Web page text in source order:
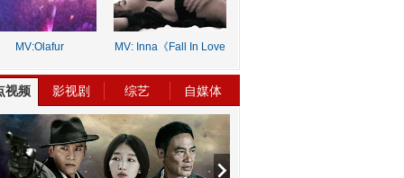
MV:Olafur
MV: Inna《Fall In Love
视频 影视剧 综艺 自媒体